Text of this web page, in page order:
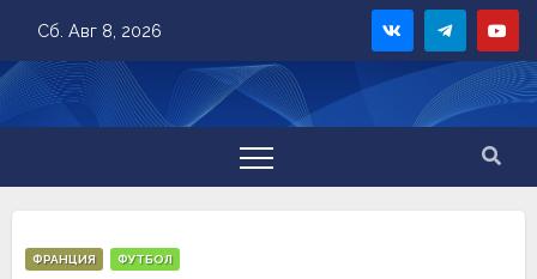
content
Сб. Авг 8, 2026
ФРАНЦИЯ ФУТБОЛ